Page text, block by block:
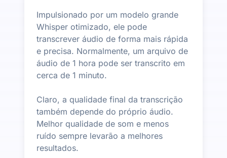
Impulsionado por um modelo grande
Whisper otimizado, ele pode
transcrever áudio de forma mais rápida
e precisa. Normalmente, um arquivo de
áudio de 1 hora pode ser transcrito em
cerca de 1 minuto.
Claro, a qualidade final da transcrição
também depende do próprio áudio.
Melhor qualidade de som e menos
ruído sempre levarão a melhores
resultados.